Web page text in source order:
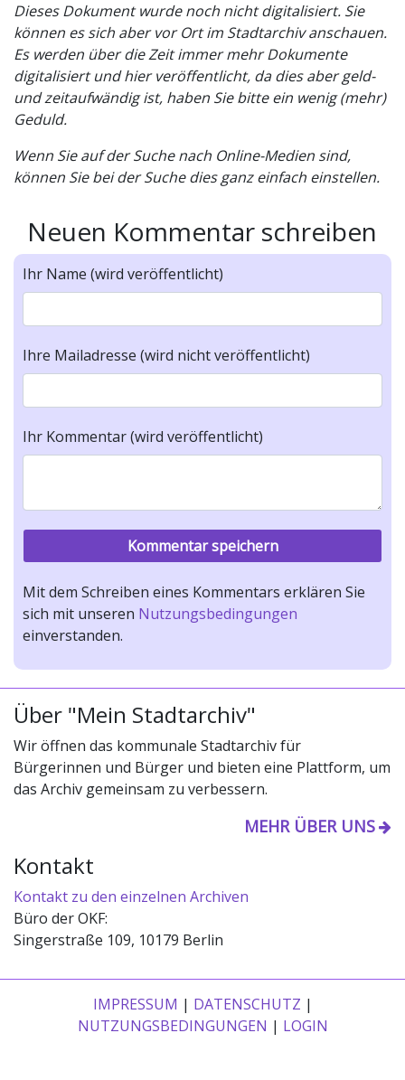
Dieses Dokument wurde noch nicht digitalisiert. Sie
können es sich aber vor Ort im Stadtarchiv anschauen.
Es werden über die Zeit immer mehr Dokumente
digitalisiert und hier veröffentlicht, da dies aber geld-
und zeitaufwändig ist, haben Sie bitte ein wenig (mehr)
Geduld.
Wenn Sie auf der Suche nach Online-Medien sind,
können Sie bei der Suche dies ganz einfach einstellen.
Neuen Kommentar schreiben
Ihr Name (wird veröffentlicht)
Ihre Mailadresse (wird nicht veröffentlicht)
Ihr Kommentar (wird veröffentlicht)
Mit dem Schreiben eines Kommentars erklären Sie
sich mit unseren Nutzungsbedingungen
einverstanden.
Über "Mein Stadtarchiv"
Wir öffnen das kommunale Stadtarchiv für
Bürgerinnen und Bürger und bieten eine Plattform, um
das Archiv gemeinsam zu verbessern.
MEHR ÜBER UNS
Kontakt
Kontakt zu den einzelnen Archiven
Büro der OKF:
Singerstraße 109, 10179 Berlin
IMPRESSUM | DATENSCHUTZ |
NUTZUNGSBEDINGUNGEN | LOGIN